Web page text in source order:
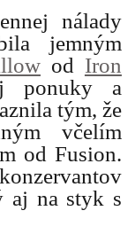
nálady
jemným
od Iron
ponuky a
tým, že
včelím
od Fusion.
aj na styk s